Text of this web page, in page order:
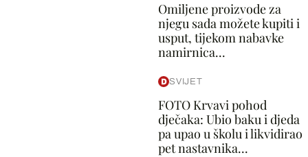
Omiljene proizvode za
njegu sada možete kupiti i
usput, tijekom nabavke
namirnica...
SVIJET
FOTO Krvavi pohod
dječaka: Ubio baku i djeda
pa upao u školu i likvidirao
pet nastavnika...